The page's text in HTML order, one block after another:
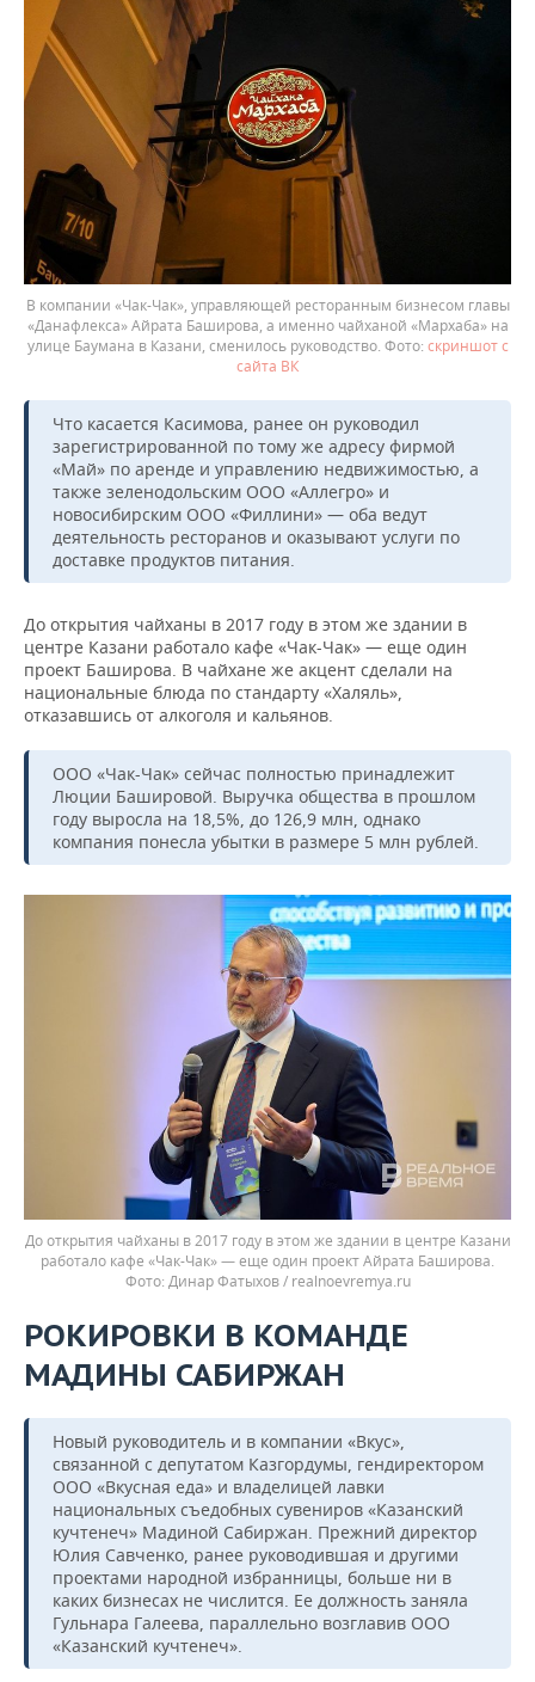
В компании «Чак-Чак», управляющей ресторанным бизнесом главы
«Данафлекса» Айрата Баширова, а именно чайханой «Мархаба» на
улице Баумана в Казани, сменилось руководство.
скриншот с
сайта ВК
Что касается Касимова, ранее он руководил
зарегистрированной по тому же адресу фирмой
«Май» по аренде и управлению недвижимостью, а
также зеленодольским ООО «Аллегро» и
новосибирским ООО «Филлини» — оба ведут
деятельность ресторанов и оказывают услуги по
доставке продуктов питания.
До открытия чайханы в 2017 году в этом же здании в
центре Казани работало кафе «Чак-Чак» — еще один
проект Баширова. В чайхане же акцент сделали на
национальные блюда по стандарту «Халяль»,
отказавшись от алкоголя и кальянов.
ООО «Чак-Чак» сейчас полностью принадлежит
Люции Башировой. Выручка общества в прошлом
году выросла на 18,5%, до 126,9 млн, однако
компания понесла убытки в размере 5 млн рублей.
До открытия чайханы в 2017 году в этом же здании в центре Казани
работало кафе «Чак-Чак» — еще один проект Айрата Баширова.
Динар Фатыхов / realnoevremya.ru
РОКИРОВКИ В КОМАНДЕ
МАДИНЫ САБИРЖАН
Новый руководитель и в компании «Вкус»,
связанной с депутатом Казгордумы, гендиректором
ООО «Вкусная еда» и владелицей лавки
национальных съедобных сувениров «Казанский
кучтенеч» Мадиной Сабиржан. Прежний директор
Юлия Савченко, ранее руководившая и другими
проектами народной избранницы, больше ни в
каких бизнесах не числится. Ее должность заняла
Гульнара Галеева, параллельно возглавив ООО
«Казанский кучтенеч».